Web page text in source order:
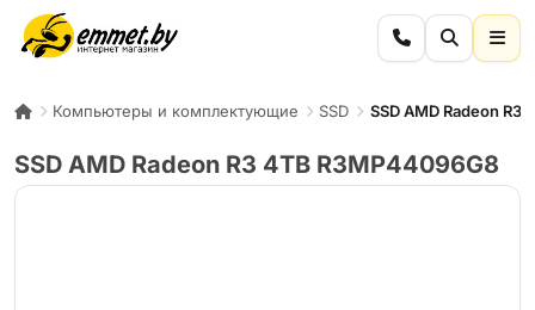
Компьютеры и комплектующие SSD SSD AMD Radeon R3
SSD AMD Radeon R3 4TB R3MP44096G8